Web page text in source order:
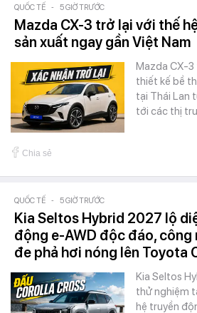
QUỐC TẾ - 5 GIỜ TRƯỚC
Mazda CX-3 trở lại với thế
sản xuất ngay gần Việt Nam
Mazda CX-3
thiết kế bề
tại Thái Lan
tới các thị
Chia sẻ
QUỐC TẾ - 5 GIỜ TRƯỚC
Kia Seltos Hybrid 2027 lộ
động e-AWD độc đáo, công
đe phả hơi nóng lên Toyota
Kia Seltos
thử nghiệm
hệ truyền